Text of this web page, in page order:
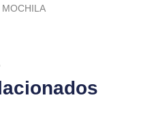
MOCHILA